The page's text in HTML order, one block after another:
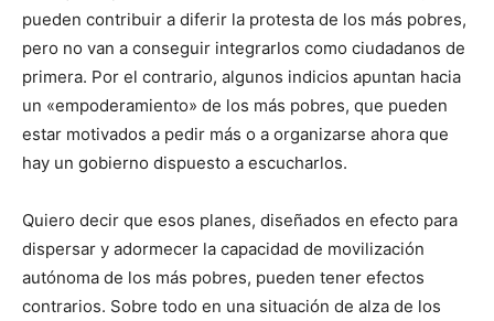
pueden contribuir a diferir la protesta de los más pobres,
pero no van a conseguir integrarlos como ciudadanos de
primera. Por el contrario, algunos indicios apuntan hacia
un «empoderamiento» de los más pobres, que pueden
estar motivados a pedir más o a organizarse ahora que
hay un gobierno dispuesto a escucharlos.
Quiero decir que esos planes, diseñados en efecto para
dispersar y adormecer la capacidad de movilización
autónoma de los más pobres, pueden tener efectos
contrarios. Sobre todo en una situación de alza de los